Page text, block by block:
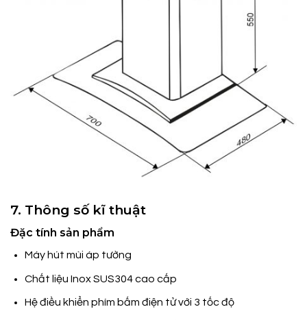
7. Thông số kĩ thuật
Đặc tính sản phẩm
Máy hút mùi áp tường
Chất liệu Inox SUS304 cao cấp
Hệ điều khiển phím bấm điện tử với 3 tốc độ